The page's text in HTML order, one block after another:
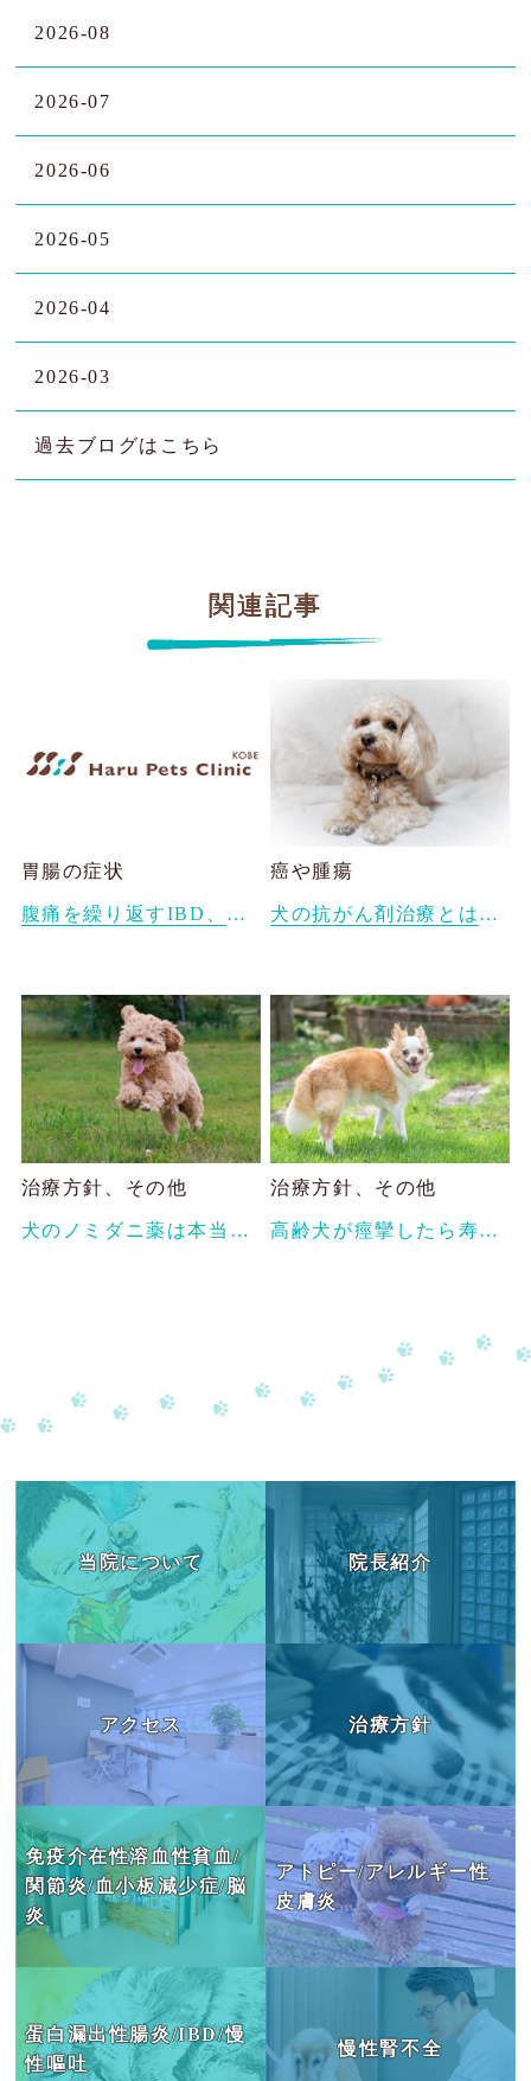
2026-08
2026-07
2026-06
2026-05
2026-04
2026-03
過去ブログはこちら
関連記事
胃腸の症状
腹痛を繰り返すIBD、膵炎で漢方薬治療しているベルちゃん
癌や腫瘍
犬の抗がん剤治療とは？副作用や生活の質（QOL）を守るためにできること
治療方針、その他
犬のノミダニ薬は本当に必要？愛犬に合った予防方法の1つとしての漢方薬
治療方針、その他
高齢犬が痙攣したら寿命は短い？原因と穏やかに過ごすためにできること
当院について 院長紹介
アクセス 治療方針
免疫介在性溶血性貧血/
関節炎/血小板減少症/脳
炎
アトピー/アレルギー性
皮膚炎
蛋白漏出性腸炎/IBD/慢
性嘔吐
慢性腎不全